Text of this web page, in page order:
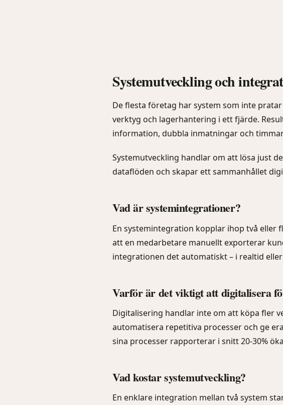
Systemutveckling och
De flesta företag har system som inte
verktyg och lagerhantering i ett fjärde.
information, dubbla inmatningar och
Systemutveckling handlar om att lösa just
dataflöden och skapar ett sammanhållet
Vad är systemintegrationer?
En systemintegration kopplar ihop två eller
att en medarbetare manuellt exporterar
integrationen det automatiskt – i realtid
Varför är det viktigt att digitalisera
Digitalisering handlar inte om att köpa fler
automatisera repetitiva processer och ge
sina processer rapporterar i snitt 20-30%
Vad kostar systemutveckling?
En enklare integration mellan två system